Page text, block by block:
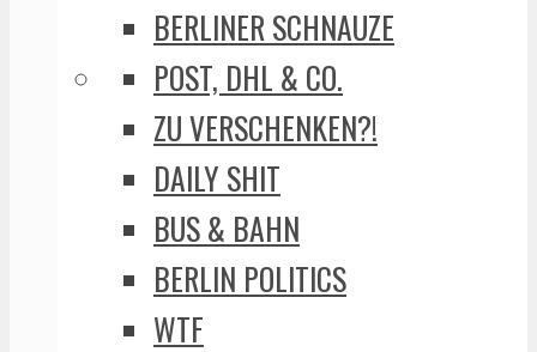
BERLINER SCHNAUZE
POST, DHL & CO.
ZU VERSCHENKEN?!
DAILY SHIT
BUS & BAHN
BERLIN POLITICS
WTF